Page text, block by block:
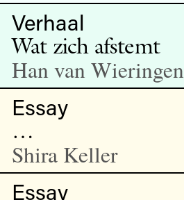
Verhaal
Wat zich afstemt
Han van Wieringen
Essay
…
Shira Keller
Essay